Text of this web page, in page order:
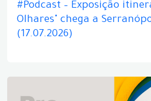
#Podcast – Exposição
Olhares" chega a
(17.07.2026)